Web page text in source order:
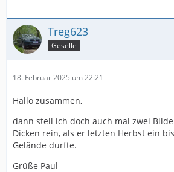
Treg623
Geselle
18. Februar 2025 um 22:21
Hallo zusammen,
dann stell ich doch auch mal zwei
Dicken rein, als er letzten Herbst ein
Gelände durfte.
Grüße Paul